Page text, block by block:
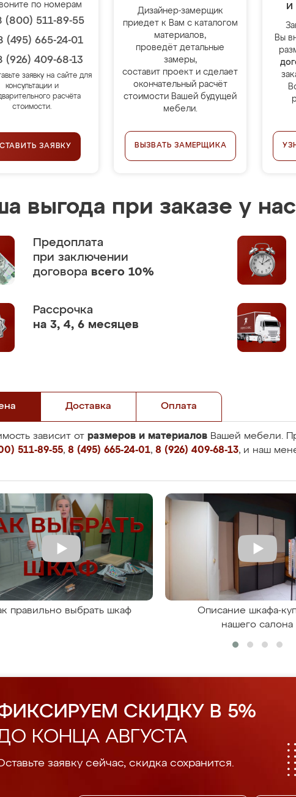
по номерам
(800) 511-89-55
(495) 665-24-01
(926) 409-68-13
заявку на сайте для
консультации и
расчёта
стоимости.
ЗАЯВКУ
Дизайнер-замерщик
приедет к Вам с каталогом
материалов,
проведёт детальные
замеры,
составит проект и сделает
окончательный расчёт
стоимости Вашей будущей
мебели.
ВЫЗВАТЬ ЗАМЕРЩИКА
и
Вы
выгода при заказе у нас
Предоплата
при заключении
договора всего 10%
Рассрочка
на 3, 4, 6 месяцев
Доставка Оплата
зависит от размеров и материалов Вашей мебели.
511-89-55, 8 (495) 665-24-01, 8 (926) 409-68-13, и наш
правильно выбрать шкаф
Описание шкафа-
нашего салона
СКИДКУ В 5%
КОНЦА АВГУСТА
заявку сейчас, скидка сохранится.